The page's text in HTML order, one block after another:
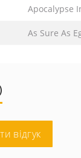
Apocalypse
As Sure As
відгук